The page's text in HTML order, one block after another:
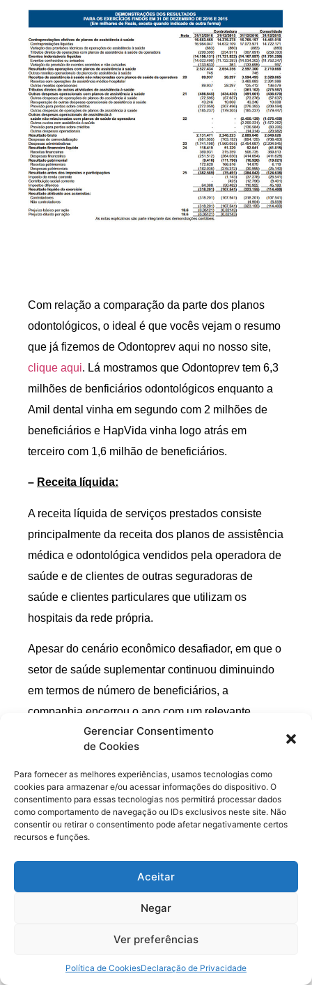
Gerenciar Consentimento
de Cookies
Para fornecer as melhores experiências, usamos tecnologias como
cookies para armazenar e/ou acessar informações do dispositivo. O
consentimento para essas tecnologias nos permitirá processar dados
como comportamento de navegação ou IDs exclusivos neste site. Não
consentir ou retirar o consentimento pode afetar negativamente certos
recursos e funções.
Aceitar
Negar
Ver preferências
Política de CookiesDeclaração de Privacidade
Com relação a comparação da parte dos planos
odontológicos, o ideal é que vocês vejam o resumo
que já fizemos de Odontoprev aqui no nosso site,
clique aqui. Lá mostramos que Odontoprev tem 6,3
milhões de benficiários odontológicos enquanto a
Amil dental vinha em segundo com 2 milhões de
beneficiários e HapVida vinha logo atrás em
terceiro com 1,6 milhão de beneficiários.
– Receita líquida:
A receita líquida de serviços prestados consiste
principalmente da receita dos planos de assistência
médica e odontológica vendidos pela operadora de
saúde e de clientes de outras seguradoras de
saúde e clientes particulares que utilizam os
hospitais da rede própria.
Apesar do cenário econômico desafiador, em que o
setor de saúde suplementar continuou diminuindo
em termos de número de beneficiários, a
companhia encerrou o ano com um relevante
incremento no número de beneficiários. Em 2017, a
companhia gerou umaumento de 8,3% na carteira
de planos de saúde e de 10,6% na carteira de
planos odontológicos. Cabe ressaltar que
Odontoprev teve uma perda de vidas líquidas em
2016 e teve uma adição inferior a 1% em 2017. No
Area de Membros que a quantidade de